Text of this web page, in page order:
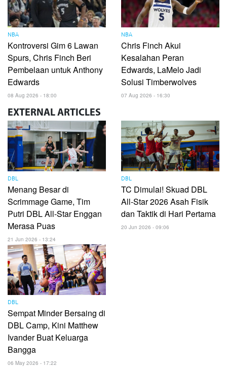
NBA
Kontroversi Gim 6 Lawan
Spurs, Chris Finch Beri
Pembelaan untuk Anthony
Edwards
08 Aug 2026 - 18:00
NBA
Chris Finch Akui
Kesalahan Peran
Edwards, LaMelo Jadi
Solusi Timberwolves
07 Aug 2026 - 16:30
EXTERNAL ARTICLES
DBL
Menang Besar di
Scrimmage Game, Tim
Putri DBL All-Star Enggan
Merasa Puas
21 Jun 2026 - 13:24
DBL
TC Dimulai! Skuad DBL
All-Star 2026 Asah Fisik
dan Taktik di Hari Pertama
20 Jun 2026 - 09:06
DBL
Sempat Minder Bersaing di
DBL Camp, Kini Matthew
Ivander Buat Keluarga
Bangga
06 May 2026 - 17:22